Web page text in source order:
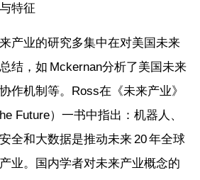
特征
产业的研究多集中在对美国未来
结，如 Mckernan分析了美国未来
作机制等。Ross在《未来产业》
Future）一书中指出：机器人、
全和大数据是推动未来 20 年全球
业。国内学者对未来产业概念的